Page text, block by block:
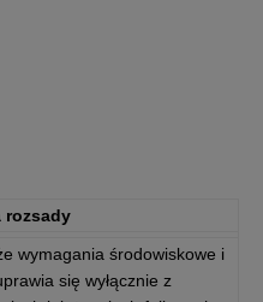
rozsady
wymagania środowiskowe i
się wyłącznie z